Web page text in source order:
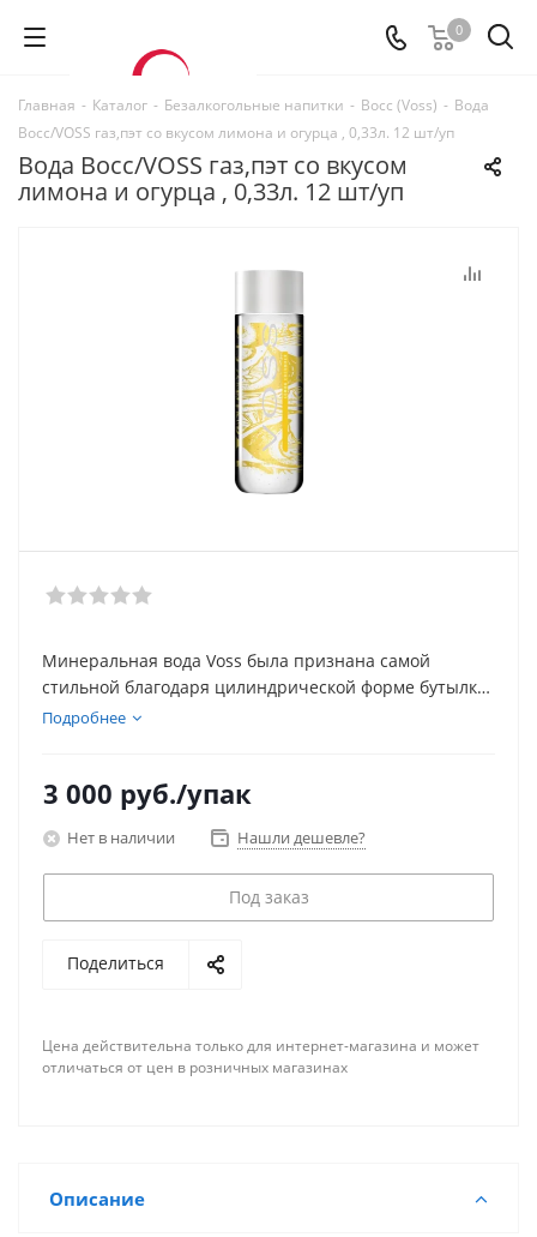
0
Главная - Каталог - Безалкогольные напитки - Восс (Voss) - Вода
Восс/VOSS газ,пэт со вкусом лимона и огурца , 0,33л. 12 шт/уп
Вода Восс/VOSS газ,пэт со вкусом
лимона и огурца , 0,33л. 12 шт/уп
Минеральная вода Voss была признана самой
стильной благодаря цилиндрической форме бутылки,
дизайн которой разработал бывший арт-директор
благодаря своему составу: вода добывается из
экологически чистой местности. Напиток пришелся
по вкусу многим знаменитостям: Кайли Миноуг,
Мадонне, Джорджио Армани, Киану Ривз. Она также
входит в меню ресторанов большинства
пятизвездочных отелей по всему миру.
Подробнее
3 000 руб./упак
Нет в наличии Нашли дешевле?
Под заказ
Поделиться
Цена действительна только для интернет-магазина и может
отличаться от цен в розничных магазинах
Описание